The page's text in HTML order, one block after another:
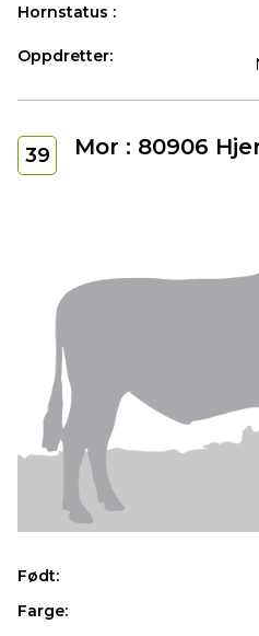
Hornstatus :
Oppdretter:
39 Mor : 80906
Født:
Farge: